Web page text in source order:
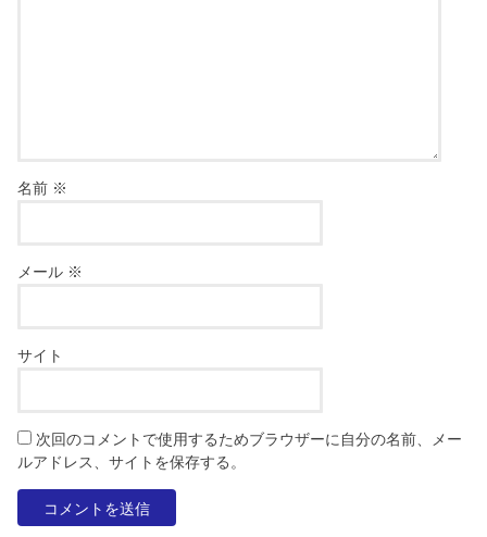
名前 ※
メール ※
サイト
次回のコメントで使用するためブラウザーに自分の名前、メー
ルアドレス、サイトを保存する。